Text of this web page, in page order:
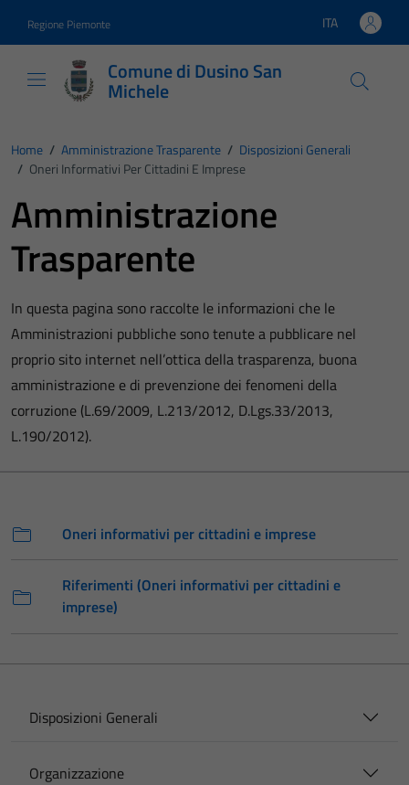
Regione Piemonte Lingua attiva:
ITA
Comune di Dusino San
Michele
Home / Amministrazione Trasparente / Disposizioni Generali
/ Oneri Informativi Per Cittadini E Imprese
Amministrazione
Trasparente
In questa pagina sono raccolte le informazioni che le
Amministrazioni pubbliche sono tenute a pubblicare nel
proprio sito internet nell’ottica della trasparenza, buona
amministrazione e di prevenzione dei fenomeni della
corruzione (L.69/2009, L.213/2012, D.Lgs.33/2013,
L.190/2012).
Oneri informativi per cittadini e imprese
Riferimenti (Oneri informativi per cittadini e
imprese)
Disposizioni Generali
Organizzazione